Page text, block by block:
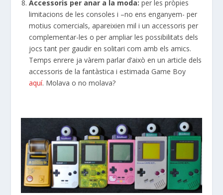
Accessoris per anar a la moda: per les pròpies
limitacions de les consoles i –no ens enganyem- per
motius comercials, apareixien mil i un accessoris per
complementar-les o per ampliar les possibilitats dels
jocs tant per gaudir en solitari com amb els amics.
Temps enrere ja vàrem parlar d’això en un article dels
accessoris de la fantàstica i estimada Game Boy
aquí. Molava o no molava?